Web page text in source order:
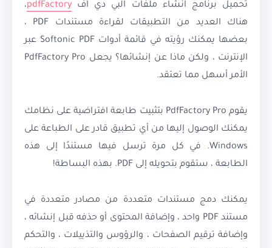
تحميل برنامج انشاء ملفات البي دي اف pdfFactory،
هناك العديد من التطبيقات لقراءة مستندات PDF ،
بعضها يمكنك رؤيته في قائمة أدوات Softonic PDF عبر
الإنترنت ، ولكن ماذا عن إنشائها؟ يجعل PdfFactory Pro
الأمر أسهل مما تعتقد.
يقوم PdfFactory Pro بتثبيت طابعة افتراضية على نظامك
يمكنك الوصول إليها من أي تطبيق قادر على الطباعة على
Windows. في كل مرة ترسل فيها مستندًا إلى هذه
الطابعة ، ستقوم بتحويله إلى PDF. بهذه البساطة!
يمكنك دمج مستندات متعددة من مصادر متعددة في
مستند PDF واحد ، وإضافة المحتوى أو حذفه قبل إنشائه ،
وإضافة ترقيم الصفحات ، والرؤوس والتذييلات ، والتحكم